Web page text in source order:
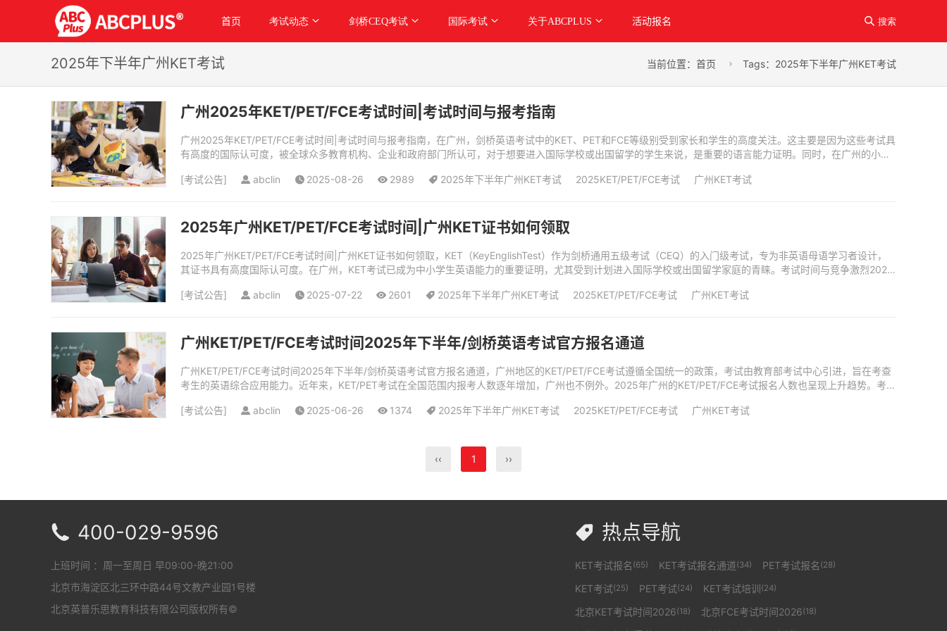
首页 考试动态 剑桥CEQ考试 国际考试 关于ABCPLUS 活动报名  搜索
2025年下半年广州KET考试 当前位置： 首页  Tags：2025年下半年广州KET考试
广州2025年KET/PET/FCE考试时间|考试时间与报考指南
广州2025年KET/PET/FCE考试时间|考试时间与报考指南，在广州，剑桥英语考试中的KET、PET和FCE等级别受到家长和学生的高度关注。这主要是因为这些考试具
有高度的国际认可度，被全球众多教育机构、企业和政府部门所认可，对于想要进入国际学校或出国留学的学生来说，是重要的语言能力证明。同时，在广州的小升
[考试公告] abclin 2025-08-26 2989 2025年下半年广州KET考试 2025KET/PET/FCE考试 广州KET考试
2025年广州KET/PET/FCE考试时间|广州KET证书如何领取
2025年广州KET/PET/FCE考试时间|广州KET证书如何领取，KET（KeyEnglishTest）作为剑桥通用五级考试（CEQ）的入门级考试，专为非英语母语学习者设计，
其证书具有高度国际认可度。在广州，KET考试已成为中小学生英语能力的重要证明，尤其受到计划进入国际学校或出国留学家庭的青睐。考试时间与竞争激烈2025
[考试公告] abclin 2025-07-22 2601 2025年下半年广州KET考试 2025KET/PET/FCE考试 广州KET考试
广州KET/PET/FCE考试时间2025年下半年/剑桥英语考试官方报名通道
广州KET/PET/FCE考试时间2025年下半年/剑桥英语考试官方报名通道，广州地区的KET/PET/FCE考试遵循全国统一的政策，考试由教育部考试中心引进，旨在考查
考生的英语综合应用能力。近年来，KET/PET考试在全国范围内报考人数逐年增加，广州也不例外。2025年广州的KET/PET/FCE考试报名人数也呈现上升趋势。考点
[考试公告] abclin 2025-06-26 1374 2025年下半年广州KET考试 2025KET/PET/FCE考试 广州KET考试
‹‹ 1 ››
 热点导航
KET考试报名 (65) KET考试报名通道(34) PET考试报名 (28)
KET考试(25) PET考试(24) KET考试培训(24)
北京KET考试时间2026(18) 北京FCE考试时间2026(18)
 400-029-9596
上班时间 ：周一至周日 早09:00-晚21:00
北京市海淀区北三环中路44号文教产业园1号楼
北京英普乐思教育科技有限公司版权所有©